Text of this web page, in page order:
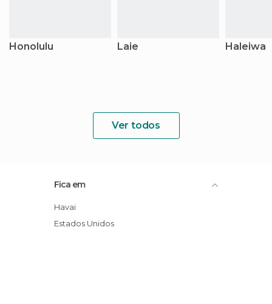
Honolulu Laie Haleiwa
Ver todos
Fica em
Havai
Estados Unidos